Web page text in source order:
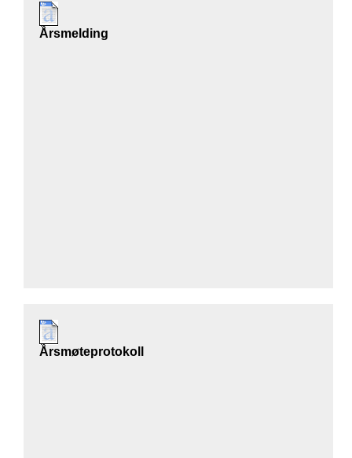
Årsmelding
Årsmøteprotokoll